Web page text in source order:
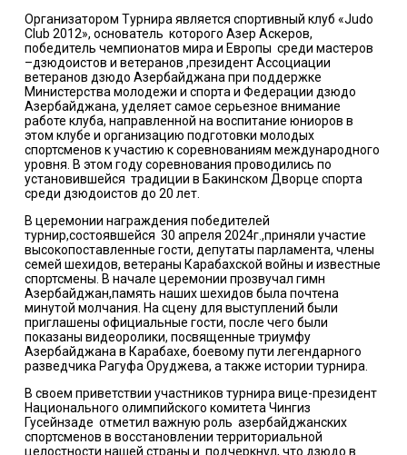
Организатором Турнира является спортивный клуб «Judo
Club 2012», основатель которого Азер Аскеров,
победитель чемпионатов мира и Европы среди мастеров
–дзюдоистов и ветеранов ,президент Ассоциации
ветеранов дзюдо Азербайджана при поддержке
Министерства молодежи и спорта и Федерации дзюдо
Азербайджана, уделяет самое серьезное внимание
работе клуба, направленной на воспитание юниоров в
этом клубе и организацию подготовки молодых
спортсменов к участию к соревнованиям международного
уровня. В этом году соревнования проводились по
установившейся традиции в Бакинском Дворце спорта
среди дзюдоистов до 20 лет.
В церемонии награждения победителей
турнир,состоявшейся 30 апреля 2024г.,приняли участие
высокопоставленные гости, депутаты парламента, члены
семей шехидов, ветераны Карабахской войны и известные
спортсмены. В начале церемонии прозвучал гимн
Азербайджан,память наших шехидов была почтена
минутой молчания. На сцену для выступлений были
приглашены официальные гости, после чего были
показаны видеоролики, посвященные триумфу
Азербайджана в Карабахе, боевому пути легендарного
разведчика Рагуфа Оруджева, а также истории турнира.
В своем приветствии участников турнира вице-президент
Национального олимпийского комитета Чингиз
Гусейнзаде отметил важную роль азербайджанских
спортсменов в восстановлении территориальной
целостности нашей страны и подчеркнул, что дзюдо в